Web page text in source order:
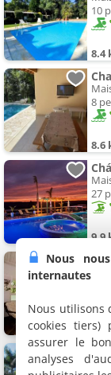
10
8.4
8
8.6
27
9.9
Nous
internautes
Nous utilisons
cookies tiers)
assurer le
analyses